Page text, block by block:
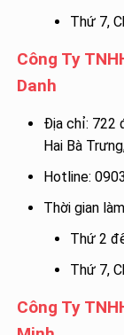
Thứ 7,
Công Ty
Danh
Địa chỉ: 722
Hai Bà
Hotline:
Thời gian
Thứ 2
Thứ 7,
Công Ty